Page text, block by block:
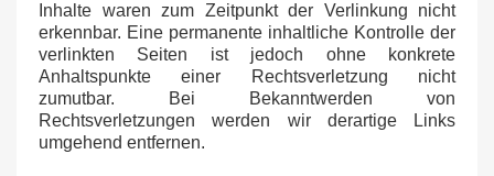
Inhalte waren zum Zeitpunkt der Verlinkung nicht
erkennbar. Eine permanente inhaltliche Kontrolle der
verlinkten Seiten ist jedoch ohne konkrete
Anhaltspunkte einer Rechtsverletzung nicht
zumutbar. Bei Bekanntwerden von
Rechtsverletzungen werden wir derartige Links
umgehend entfernen.